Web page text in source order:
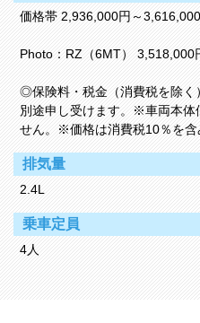
価格帯 2,936,000円～
Photo：RZ（6MT） 3,518,000
◎保険料・税金（消費税を除く
別途申し受けます。※車両本体
せん。※価格は消費税10％を含
排気量
2.4L
乗車定員
4人